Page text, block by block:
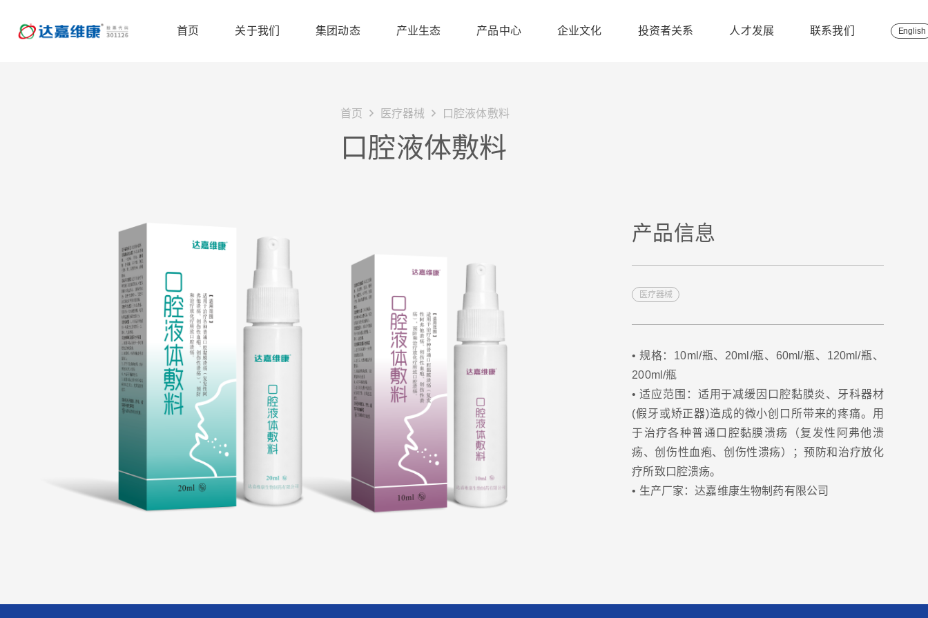
首页 关于我们 集团动态 产业生态 产品中心 企业文化 投资者关系 人才发展 联系我们 English
首页 医疗器械 口腔液体敷料
口腔液体敷料
产品信息
医疗器械
• 规格：10ml/瓶、20ml/瓶、60ml/瓶、120ml/瓶、
200ml/瓶
• 适应范围：适用于减缓因口腔黏膜炎、牙科器材
(假牙或矫正器)造成的微小创口所带来的疼痛。用
于治疗各种普通口腔黏膜溃疡（复发性阿弗他溃
疡、创伤性血疱、创伤性溃疡）；预防和治疗放化
疗所致口腔溃疡。
• 生产厂家：达嘉维康生物制药有限公司